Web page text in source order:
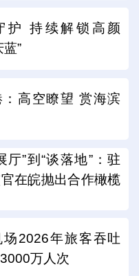
护 持续解锁高颜
蓝”
：高空瞭望 赏海滨
厅”到“谈落地”：驻
在皖抛出合作橄榄
场2026年旅客吞吐
万人次